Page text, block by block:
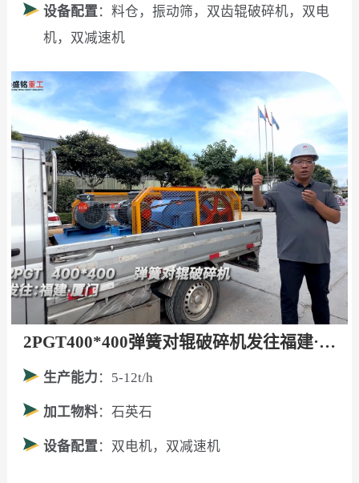
设备配置：料仓，振动筛，双齿辊破碎机，双电
机，双减速机
2PGT400*400弹簧对辊破碎机发往福建·厦门！
生产能力 ：5-12t/h
加工物料：石英石
设备配置 ：双电机，双减速机